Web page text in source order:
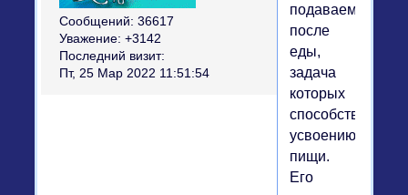
Сообщений: 36617
Уважение: +3142
Последний визит:
Пт, 25 Мар 2022 11:51:54
подаваемым
после
еды,
задача
которых
способствовать
усвоению
пищи.
Его